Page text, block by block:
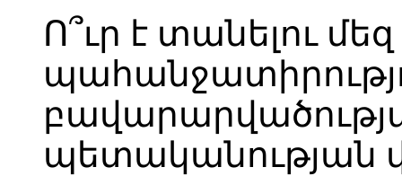
Ո՞ւր է տանելու
պետականության